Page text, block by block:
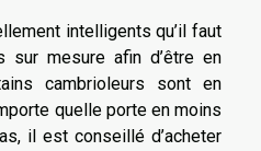
intelligents qu’il faut
sur mesure afin d’être en
cambrioleurs sont en
quelle porte en moins
il est conseillé d’acheter